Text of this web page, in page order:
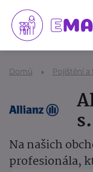
Domů Pojištění a
s.
Na našich
profesionála,